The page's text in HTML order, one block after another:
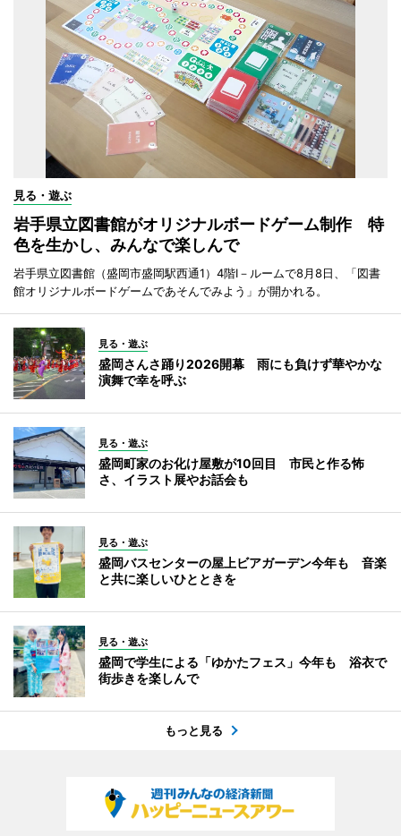
見る・遊ぶ
岩手県立図書館がオリジナルボードゲーム制作 特
色を生かし、みんなで楽しんで
岩手県立図書館（盛岡市盛岡駅西通1）4階I－ルームで8月8日、「図書
館オリジナルボードゲームであそんでみよう」が開かれる。
見る・遊ぶ
盛岡さんさ踊り2026開幕 雨にも負けず華やかな
演舞で幸を呼ぶ
見る・遊ぶ
盛岡町家のお化け屋敷が10回目 市民と作る怖
さ、イラスト展やお話会も
見る・遊ぶ
盛岡バスセンターの屋上ビアガーデン今年も 音楽
と共に楽しいひとときを
見る・遊ぶ
盛岡で学生による「ゆかたフェス」今年も 浴衣で
街歩きを楽しんで
もっと見る